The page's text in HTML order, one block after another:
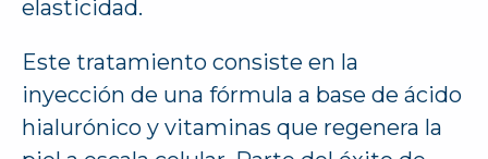
elasticidad.
Este tratamiento consiste en la
inyección de una fórmula a base de ácido
hialurónico y vitaminas que regenera la